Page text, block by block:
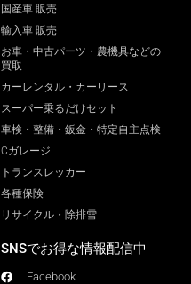
国産車 販売
輸入車 販売
お車・中古パーツ・農機具などの
買取
カーレンタル・カーリース
スーパー乗るだけセット
車検・整備・鈑金・特定自主点検
Cガレージ
トランスレッカー
各種保険
リサイクル・除排雪
SNSでお得な情報配信中
Facebook